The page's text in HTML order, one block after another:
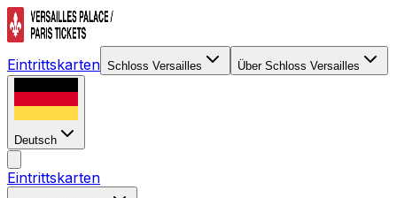
Eintrittskarten Schloss Versailles Über Schloss Versailles
Deutsch
Eintrittskarten